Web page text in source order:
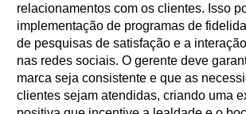
relacionamentos com os clientes. Isso
implementação de programas de
de pesquisas de satisfação e a
nas redes sociais. O gerente deve
marca seja consistente e que as
clientes sejam atendidas, criando uma